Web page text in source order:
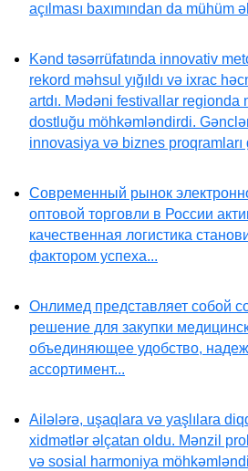
açılması baxımından da mühüm
Kənd təsərrüfatında innovativ
rekord məhsul yığıldı və ixrac
artdı. Mədəni festivallar regionda
dostluğu möhkəmləndirdi.
innovasiya və biznes
Современный рынок
оптовой торговли в России
качественная логистика
фактором успеха...
Онлимед представляет собой
решение для закупки
объединяющее удобство,
ассортимент...
Ailələrə, uşaqlara və yaşlılara
xidmətlər əlçatan oldu. Mənzil
və sosial harmoniya